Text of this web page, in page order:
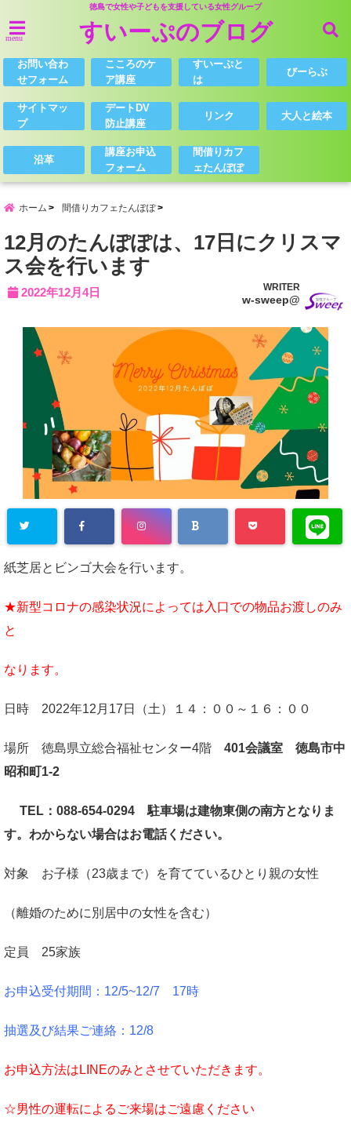
徳島で女性や子どもを支援している女性グループ
menu すいーぷのブログ
お問い合わ
せフォーム
こころのケ
ア講座
すいーぷと
は
びーらぶ
サイトマッ
プ
デートDV
防止講座
リンク 大人と絵本
沿革
講座お申込
フォーム
間借りカフ
ェたんぽぽ
ホーム 間借りカフェたんぽぽ
12月のたんぽぽは、17日にクリスマ
ス会を行います
2022年12月4日 WRITER
w-sweep@
紙芝居とビンゴ大会を行います。
★新型コロナの感染状況によっては入口での物品お渡しのみ
と
なります。
日時 2022年12月17日（土）１４：００～１６：００
場所 徳島県立総合福祉センター4階 401会議室 徳島市中
昭和町1-2
TEL：088-654-0294 駐車場は建物東側の南方となりま
す。わからない場合はお電話ください。
対象 お子様（23歳まで）を育てているひとり親の女性
（離婚のために別居中の女性を含む）
定員 25家族
お申込受付期間：12/5~12/7 17時
抽選及び結果ご連絡：12/8
お申込方法はLINEのみとさせていただきます。
☆男性の運転によるご来場はご遠慮ください